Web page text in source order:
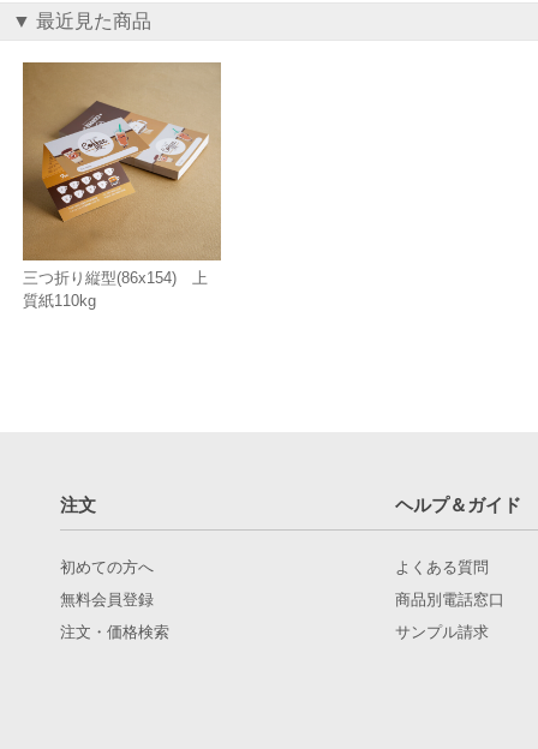
▼ 最近見た商品
三つ折り縦型(86x154) 上
質紙110kg
注文 ヘルプ＆ガイド
初めての方へ
無料会員登録
注文・価格検索
よくある質問
商品別電話窓口
サンプル請求